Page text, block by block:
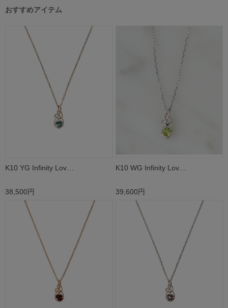
おすすめアイテム
K10 YG Infinity Lov…
38,500円
K10 WG Infinity Lov…
39,600円